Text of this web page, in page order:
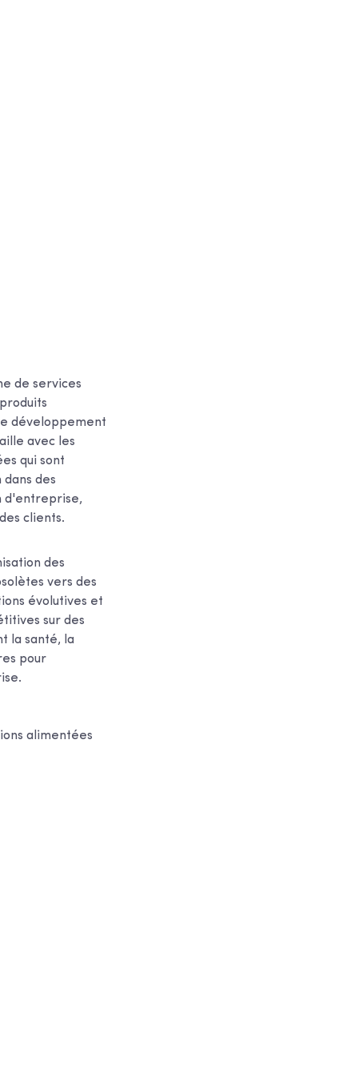
de services
développement
avec les
qui sont
des
d'entreprise,
clients.
des
vers des
évolutives et
sur des
la santé, la
pour
alimentées